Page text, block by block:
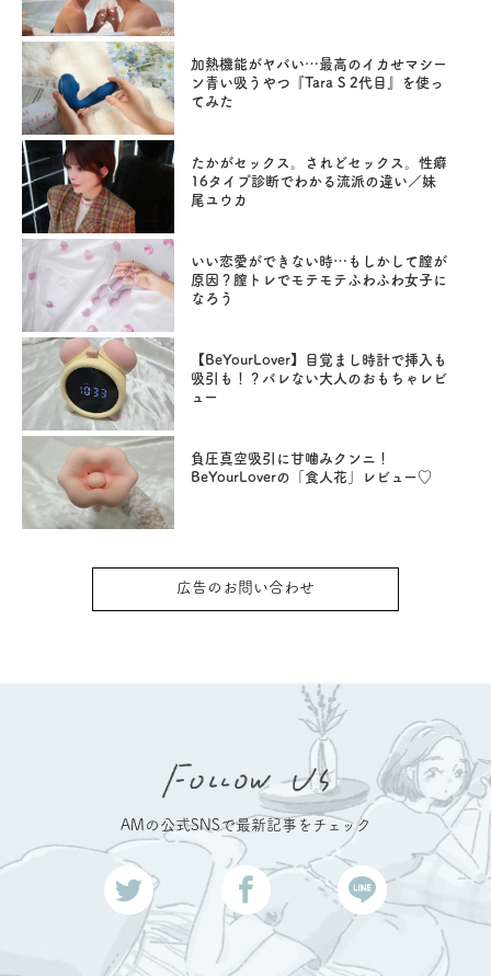
加熱機能がヤバい…最高のイカせマシー
ン青い吸うやつ『Tara S 2代目』を使っ
てみた
たかがセックス。されどセックス。性癖
16タイプ診断でわかる流派の違い／妹
尾ユウカ
いい恋愛ができない時…もしかして膣が
原因？膣トレでモテモテふわふわ女子に
なろう
【BeYourLover】目覚まし時計で挿入も
吸引も！？バレない大人のおもちゃレビ
ュー
負圧真空吸引に甘噛みクンニ！
BeYourLoverの「食人花」レビュー♡
広告のお問い合わせ
AMの公式SNSで最新記事をチェック